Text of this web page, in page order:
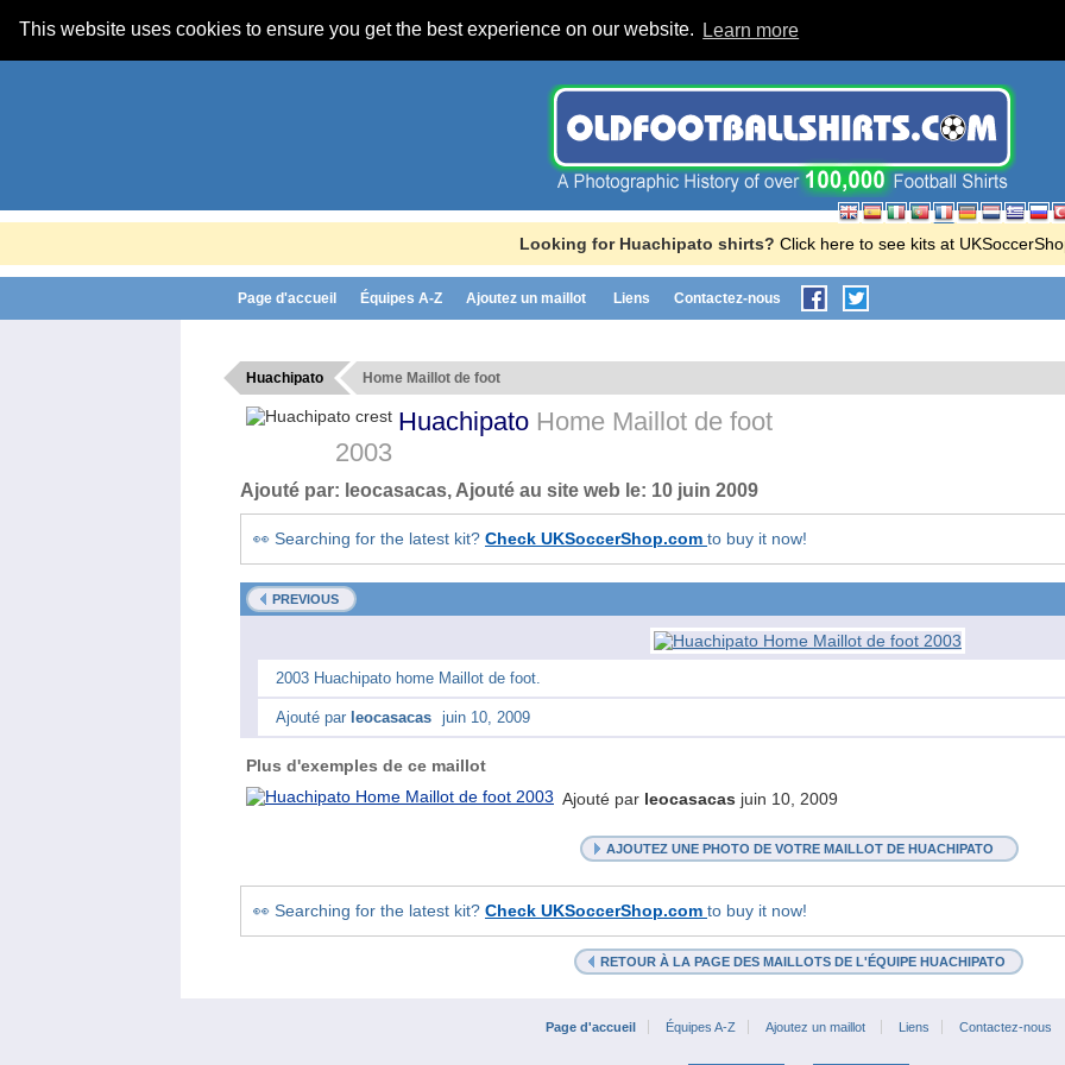
This website uses cookies to ensure you get the best experience on our website. Learn more
Looking for Huachipato shirts? Click here to see kits at
Page d'accueil Équipes A-Z Ajoutez un maillot Liens Contactez-nous
Huachipato Home Maillot de foot
Huachipato Home Maillot de foot
2003
Ajouté par: leocasacas, Ajouté au site web le: 10 juin 2009
👀 Searching for the latest kit? Check UKSoccerShop.com to buy it now!
PREVIOUS
2003 Huachipato home Maillot de foot.
Ajouté par leocasacas juin 10, 2009
Plus d'exemples de ce maillot
Ajouté par leocasacas juin 10, 2009
AJOUTEZ UNE PHOTO DE VOTRE MAILLOT DE HUACHIPATO
👀 Searching for the latest kit? Check UKSoccerShop.com to buy it now!
RETOUR À LA PAGE DES MAILLOTS DE L'ÉQUIPE HUACHIPATO
Page d'accueil Équipes A-Z Ajoutez un maillot Liens Contactez-nous